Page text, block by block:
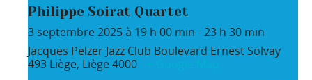
Philippe Soirat Quartet
3 septembre 2025 à 19 h 00 min -23 h 30 min
Jacques Pelzer Jazz Club Boulevard Ernest Solvay
493 Liège, Liège4000